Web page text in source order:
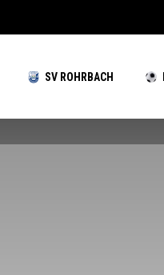
SV ROHRBACH